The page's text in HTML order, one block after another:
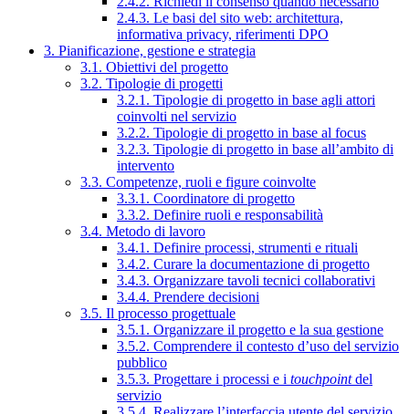
2.4.3. Le basi del sito web: architettura,
informativa privacy, riferimenti DPO
3. Pianificazione, gestione e strategia
3.1. Obiettivi del progetto
3.2. Tipologie di progetti
3.2.1. Tipologie di progetto in base agli attori
coinvolti nel servizio
3.2.2. Tipologie di progetto in base al focus
3.2.3. Tipologie di progetto in base all’ambito di
intervento
3.3. Competenze, ruoli e figure coinvolte
3.3.1. Coordinatore di progetto
3.3.2. Definire ruoli e responsabilità
3.4. Metodo di lavoro
3.4.1. Definire processi, strumenti e rituali
3.4.2. Curare la documentazione di progetto
3.4.3. Organizzare tavoli tecnici collaborativi
3.4.4. Prendere decisioni
3.5. Il processo progettuale
3.5.1. Organizzare il progetto e la sua gestione
3.5.2. Comprendere il contesto d’uso del servizio
pubblico
3.5.3. Progettare i processi e i touchpointdel
servizio